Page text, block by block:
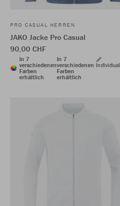
PRO CASUAL HERREN
JAKO Jacke Pro Casual
90,00 CHF
In 7
verschiedenen
Farben
erhältlich
In 7
verschiedenen
Farben
erhältlich